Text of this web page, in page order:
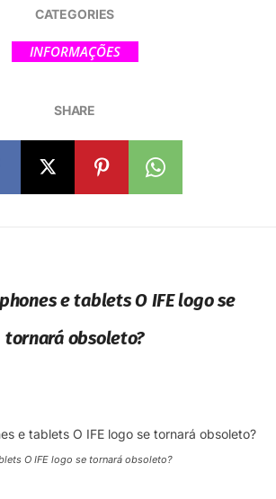
CATEGORIES
INFORMAÇÕES
SHARE
e tablets O IFE logo se
tornará obsoleto?
O IFE logo se tornará obsoleto?